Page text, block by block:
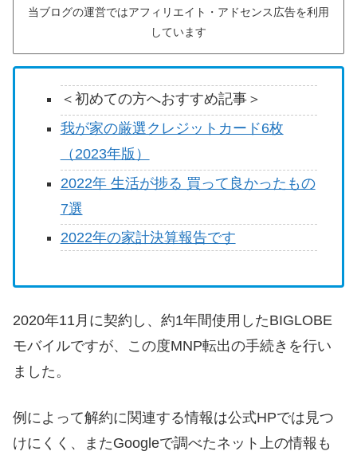
当ブログの運営ではアフィリエイト・アドセンス広告を利用
しています
＜初めての方へおすすめ記事＞
我が家の厳選クレジットカード6枚
（2023年版）
2022年 生活が捗る 買って良かったもの
7選
2022年の家計決算報告です
2020年11月に契約し、約1年間使用したBIGLOBE
モバイルですが、この度MNP転出の手続きを行い
ました。
例によって解約に関連する情報は公式HPでは見つ
けにくく、またGoogleで調べたネット上の情報も